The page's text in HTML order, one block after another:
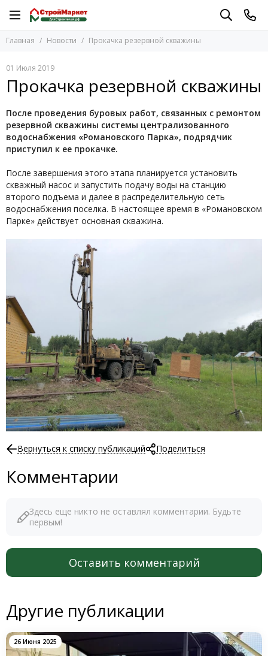
Главная Новости Прокачка резервной скважины
01 Июля 2019
Прокачка резервной скважины
После проведения буровых работ, связанных с ремонтом
резервной скважины системы централизованного
водоснабжения «Романовского Парка», подрядчик
приступил к ее прокачке.
После завершения этого этапа планируется установить
скважный насос и запустить подачу воды на станцию
второго подъема и далее в распределительную сеть
водоснабжения поселка. В настоящее время в «Романовском
Парке» действует основная скважина.
Вернуться к списку публикаций Поделиться
Комментарии
Здесь еще никто не оставлял комментарии. Будьте
первым!
Оставить комментарий
Другие публикации
26 Июня 2025